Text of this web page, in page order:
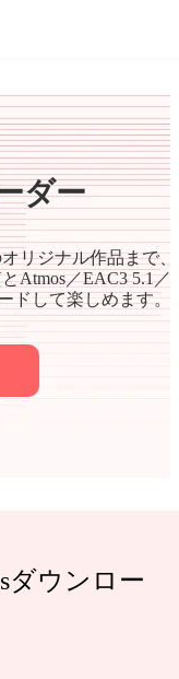
ダー
リジナル作品まで、
Atmos／EAC3 5.1／
ドして楽しめます。
ダウンロー